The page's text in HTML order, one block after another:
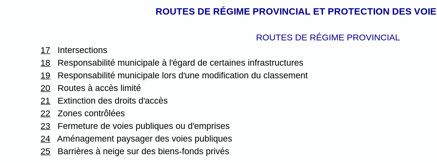
ROUTES DE RÉGIME PROVINCIAL ET PROTECTION DES
ROUTES DE RÉGIME PROVINCIAL
17 Intersections
18 Responsabilité municipale à l'égard de certaines infrastructures
19 Responsabilité municipale lors d'une modification du classement
20 Routes à accès limité
21 Extinction des droits d'accès
22 Zones contrôlées
23 Fermeture de voies publiques ou d'emprises
24 Aménagement paysager des voies publiques
25 Barrières à neige sur des biens-fonds privés